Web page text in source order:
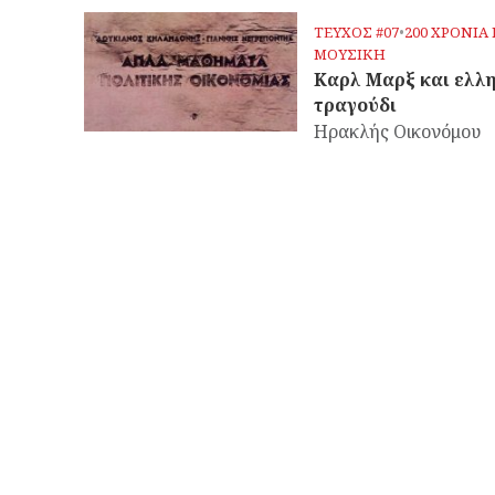
ΤΕΥΧΟΣ #07•200
ΜΟΥΣΙΚΗ
Καρλ Μαρξ και
τραγούδι
Ηρακλής Οικονόμου